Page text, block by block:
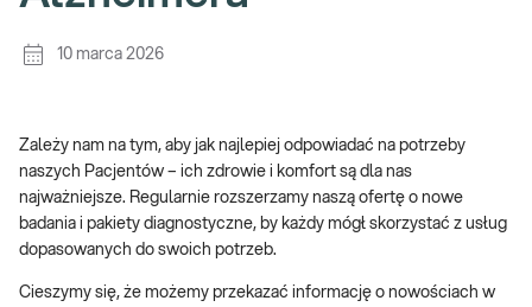
10 marca 2026
Zależy nam na tym, aby jak najlepiej odpowiadać na potrzeby
naszych Pacjentów – ich zdrowie i komfort są dla nas
najważniejsze. Regularnie rozszerzamy naszą ofertę o nowe
badania i pakiety diagnostyczne, by każdy mógł skorzystać z usług
dopasowanych do swoich potrzeb.
Cieszymy się, że możemy przekazać informację o nowościach w